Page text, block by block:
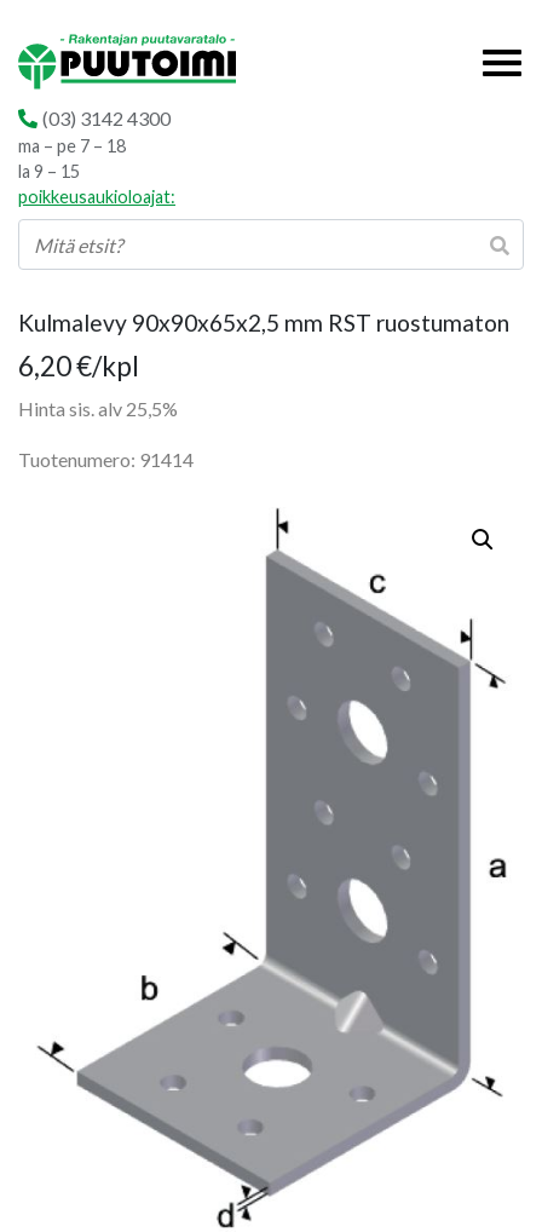
(03) 3142 4300
ma – pe 7 – 18
la 9 – 15
poikkeusaukioloajat:
Kulmalevy 90x90x65x2,5 mm RST ruostumaton
6,20€/kpl
Hinta sis. alv 25,5%
Tuotenumero: 91414